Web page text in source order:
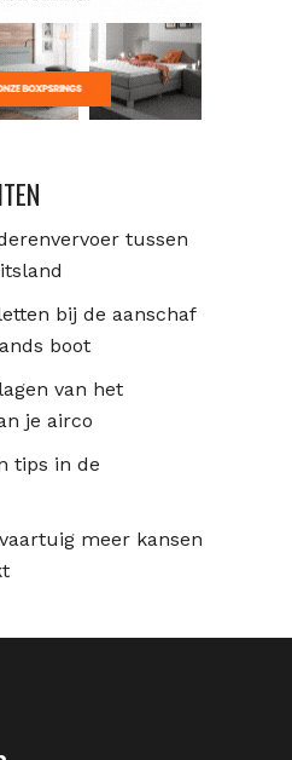
tussen
bij de aanschaf
boot
van het
je airco
tips in de
meer kansen